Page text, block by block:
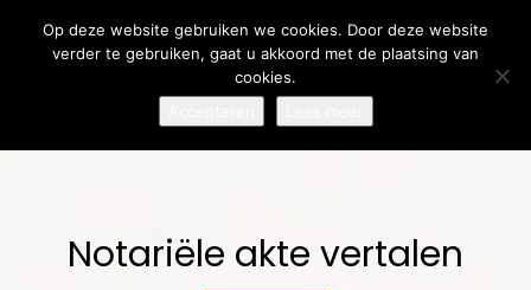
LOKALISATIE OF
VERTALING:
MEERTALIGE
COMMUNICATIE:
MEERTALIGE
KLANTENSERVICE:
Notariële akte vertalen
Op deze website gebruiken we cookies. Door deze website
verder te gebruiken, gaat u akkoord met de plaatsing van
cookies.